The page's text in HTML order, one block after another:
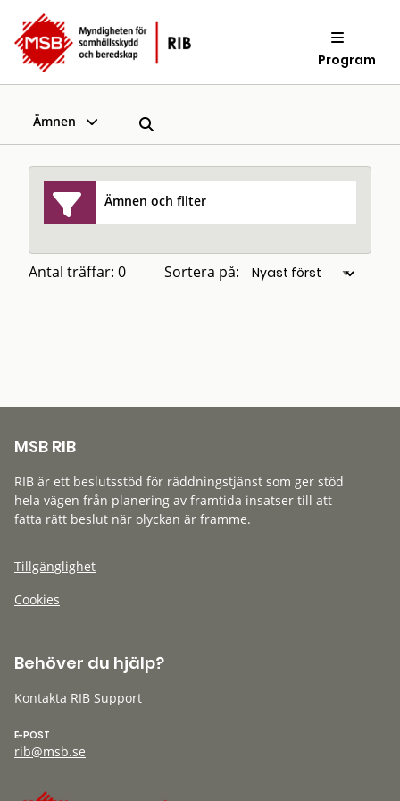
Program
Ämnen
Ämnen och filter
Antal träffar: 0 Sortera på:
MSB RIB
RIB är ett beslutsstöd för räddningstjänst som ger stöd
hela vägen från planering av framtida insatser till att
fatta rätt beslut när olyckan är framme.
Tillgänglighet
Cookies
Behöver du hjälp?
Kontakta RIB Support
E-POST
rib@msb.se